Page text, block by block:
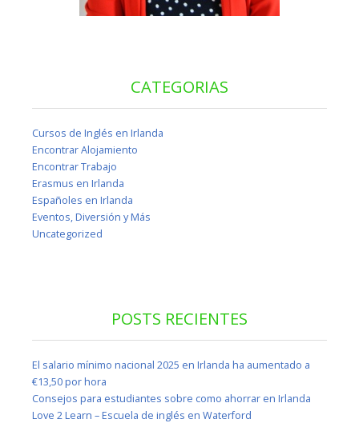
CATEGORIAS
Cursos de Inglés en Irlanda
Encontrar Alojamiento
Encontrar Trabajo
Erasmus en Irlanda
Españoles en Irlanda
Eventos, Diversión y Más
Uncategorized
POSTS RECIENTES
El salario mínimo nacional 2025 en Irlanda ha aumentado a
€13,50 por hora
Consejos para estudiantes sobre como ahorrar en Irlanda
Love 2 Learn – Escuela de inglés en Waterford